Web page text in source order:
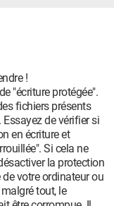
!
"écriture protégée".
fichiers présents
de vérifier si
en écriture et
Si cela ne
la protection
votre ordinateur ou
tout, le